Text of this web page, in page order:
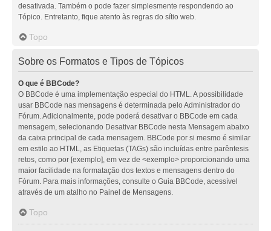
desativada. Também o pode fazer simplesmente respondendo ao
Tópico. Entretanto, fique atento às regras do sítio web.
Topo
Sobre os Formatos e Tipos de Tópicos
O que é BBCode?
O BBCode é uma implementação especial do HTML. A possibilidade
usar BBCode nas mensagens é determinada pelo Administrador do
Fórum. Adicionalmente, pode poderá desativar o BBCode em cada
mensagem, selecionando Desativar BBCode nesta Mensagem abaixo
da caixa principal de cada mensagem. BBCode por si mesmo é similar
em estilo ao HTML, as Etiquetas (TAGs) são incluídas entre parêntesis
retos, como por [exemplo], em vez de <exemplo> proporcionando uma
maior facilidade na formatação dos textos e mensagens dentro do
Fórum. Para mais informações, consulte o Guia BBCode, acessível
através de um atalho no Painel de Mensagens.
Topo